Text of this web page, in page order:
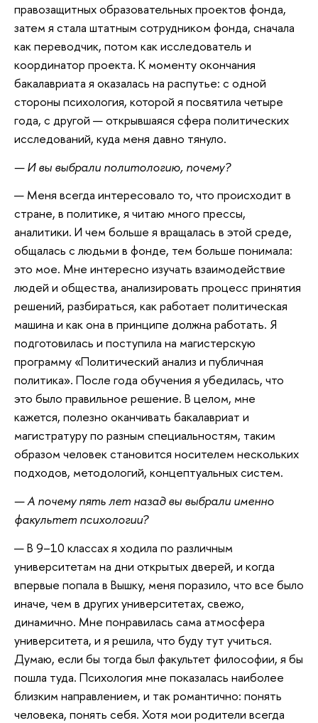
правозащитных образовательных проектов фонда,
затем я стала штатным сотрудником фонда, сначала
как переводчик, потом как исследователь и
координатор проекта. К моменту окончания
бакалавриата я оказалась на распутье: с одной
стороны психология, которой я посвятила четыре
года, с другой — открывшаяся сфера политических
исследований, куда меня давно тянуло.
— И вы выбрали политологию, почему?
— Меня всегда интересовало то, что происходит в
стране, в политике, я читаю много прессы,
аналитики. И чем больше я вращалась в этой среде,
общалась с людьми в фонде, тем больше понимала:
это мое. Мне интересно изучать взаимодействие
людей и общества, анализировать процесс принятия
решений, разбираться, как работает политическая
машина и как она в принципе должна работать. Я
подготовилась и поступила на магистерскую
программу «Политический анализ и публичная
политика». После года обучения я убедилась, что
это было правильное решение. В целом, мне
кажется, полезно оканчивать бакалавриат и
магистратуру по разным специальностям, таким
образом человек становится носителем нескольких
подходов, методологий, концептуальных систем.
— А почему пять лет назад вы выбрали именно
факультет психологии?
— В 9–10 классах я ходила по различным
университетам на дни открытых дверей, и когда
впервые попала в Вышку, меня поразило, что все было
иначе, чем в других университетах, свежо,
динамично. Мне понравилась сама атмосфера
университета, и я решила, что буду тут учиться.
Думаю, если бы тогда был факультет философии, я бы
пошла туда. Психология мне показалась наиболее
близким направлением, и так романтично: понять
человека, понять себя. Хотя мои родители всегда